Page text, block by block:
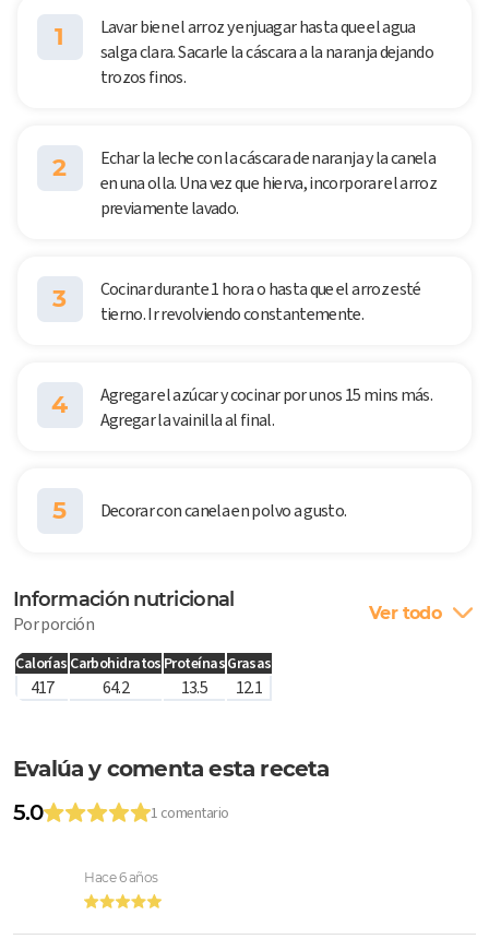
1
Lavar bien el arroz y enjuagar hasta que el agua
salga clara. Sacarle la cáscara a la naranja dejando
trozos finos.
2
Echar la leche con la cáscara de naranja y la canela
en una olla. Una vez que hierva, incorporar el arroz
previamente lavado.
3
Cocinar durante 1 hora o hasta que el arroz esté
tierno. Ir revolviendo constantemente.
4
Agregar el azúcar y cocinar por unos 15 mins más.
Agregar la vainilla al final.
5 Decorar con canela en polvo a gusto.
Información nutricional
Por porción Ver todo
Calorías Carbohidratos ProteínasGrasas
417 64.2 13.5 12.1
Evalúa y comenta esta receta
5.0
1 comentario
Hace 6 años